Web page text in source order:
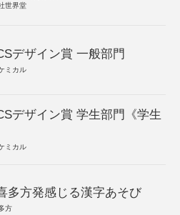
世界堂
デザイン賞 一般部門
ミカル
デザイン賞 学生部門《学生
ミカル
多方発感じる漢字あそび
方